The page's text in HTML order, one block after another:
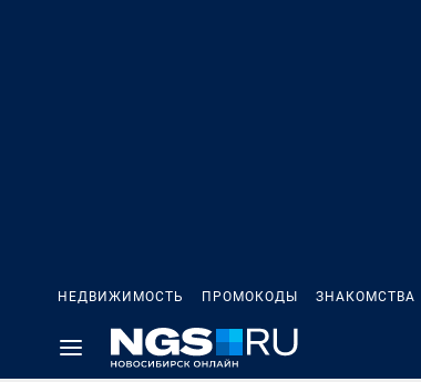
НЕДВИЖИМОСТЬ ПРОМОКОДЫ ЗНАКОМСТВА